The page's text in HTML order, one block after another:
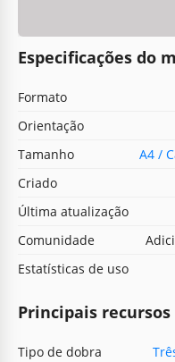
Especificações do
Formato
Orientação
Tamanho
A4 /
Criado
Última atualização
Comunidade
Estatísticas de uso
Principais
Tipo de dobra